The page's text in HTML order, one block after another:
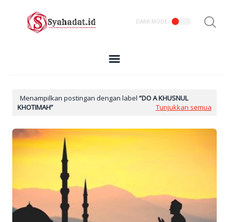
Menampilkan postingan dengan label DO A KHUSNUL
KHOTIMAH
Tunjukkan semua